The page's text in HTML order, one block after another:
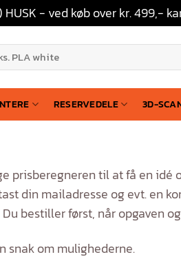
- ved køb over kr. 499,-
RESERVEDELE 3D-
prisberegneren til at få en idé
din mailadresse og evt. en
bestiller først, når opgaven
snak om mulighederne.